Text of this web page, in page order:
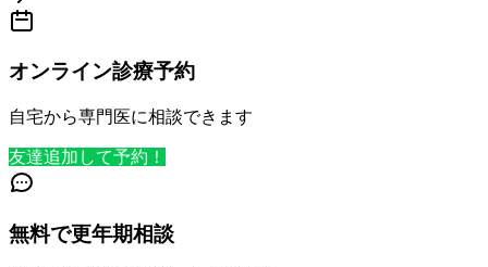
オンライン診療予約
自宅から専門医に相談できます
友達追加して予約！
無料で更年期相談